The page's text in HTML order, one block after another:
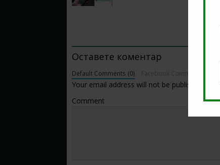
Оставете коментар
Default Comments (0)
Your email address will not be published.
Comment